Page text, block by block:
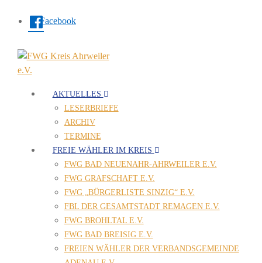
Facebook
AKTUELLES
LESERBRIEFE
ARCHIV
TERMINE
FREIE WÄHLER IM KREIS
FWG BAD NEUENAHR-AHRWEILER E.V.
FWG GRAFSCHAFT E.V.
FWG „BÜRGERLISTE SINZIG“ E.V.
FBL DER GESAMTSTADT REMAGEN E.V.
FWG BROHLTAL E.V.
FWG BAD BREISIG E.V.
FREIEN WÄHLER DER VERBANDSGEMEINDE